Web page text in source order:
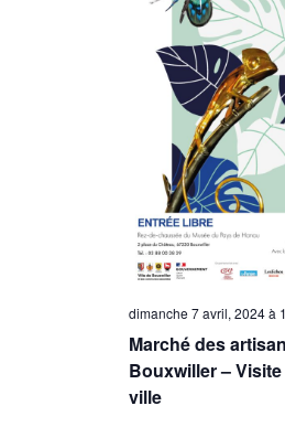
Marché des
Bouxwiller –
ville
dimanche 7 avril, 2024 à